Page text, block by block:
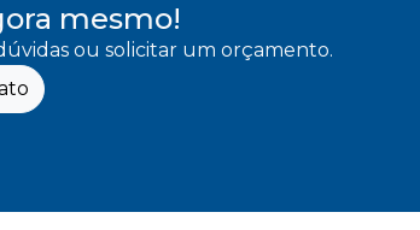
mesmo!
ou solicitar um orçamento.